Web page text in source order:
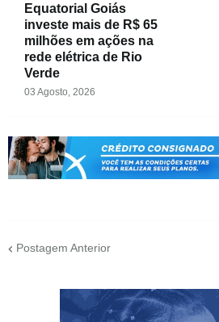
Equatorial Goiás
investe mais de R$ 65
milhões em ações na
rede elétrica de Rio
Verde
03 Agosto, 2026
Postagem Anterior